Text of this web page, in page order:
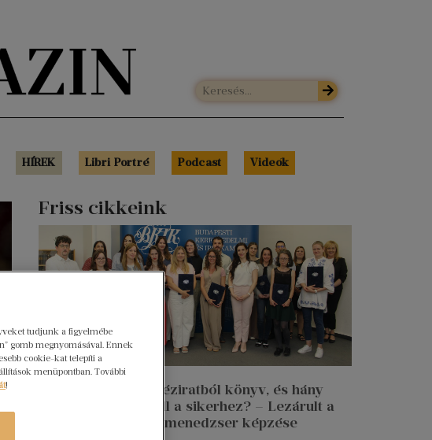
HÍREK Libri Portré Podcast Videók
Friss cikkeink
Hogyan lesz egy kéziratból könyv, és hány
ember munkája kell a sikerhez? – Lezárult a
Libri Talent kiadói menedzser képzése
tudjunk a figyelmébe
gomb megnyomásával. Ennek
cookie-kat telepíti a
menüpontban. További
!